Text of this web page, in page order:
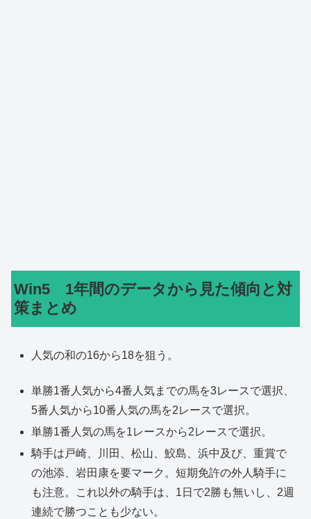
Win5 1年間のデータから見た傾向と対
策まとめ
人気の和の16から18を狙う。
単勝1番人気から4番人気までの馬を3レースで選択、
5番人気から10番人気の馬を2レースで選択。
単勝1番人気の馬を1レースから2レースで選択。
騎手は戸崎、川田、松山、鮫島、浜中及び、重賞で
の池添、岩田康を要マーク。短期免許の外人騎手に
も注意。これ以外の騎手は、1日で2勝も無いし、2週
連続で勝つことも少ない。